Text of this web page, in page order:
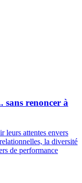
sans renoncer à
leurs attentes envers
la diversité
de performance